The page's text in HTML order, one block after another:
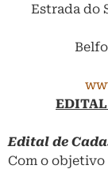
Estrada do
EDITAL
Edital de
Com o